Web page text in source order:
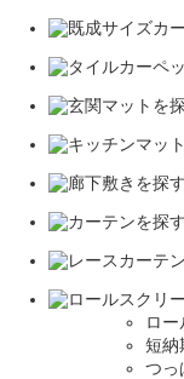
ロ
短納
つっ